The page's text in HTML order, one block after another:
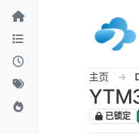
跳转至内容
主页
已锁定